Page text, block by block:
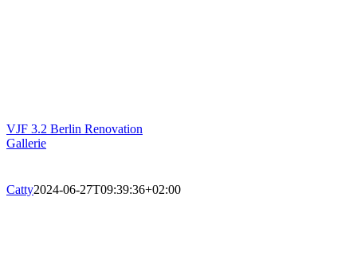
VJF 3.2 Berlin Renovation
Gallerie
Catty2024-06-27T09:39:36+02:00